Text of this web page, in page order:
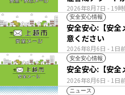
2026年8月7日 - 19
安全安心情報
2026年8月6日 - 1日
安全安心:【安全
意ください
安全安心情報
2026年8月6日 - 1日
安全安心:【安全
ニュース